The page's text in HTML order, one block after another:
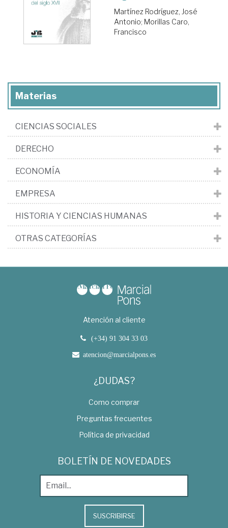
Martínez Rodríguez, José
Antonio; Morillas Caro,
Francisco
Materias
CIENCIAS SOCIALES
DERECHO
ECONOMÍA
EMPRESA
HISTORIA Y CIENCIAS HUMANAS
OTRAS CATEGORÍAS
Atención al cliente
(+34) 91 304 33 03
atencion@marcialpons.es
¿DUDAS?
Como comprar
Preguntas frecuentes
Política de privacidad
BOLETÍN DE NOVEDADES
SUSCRIBIRSE